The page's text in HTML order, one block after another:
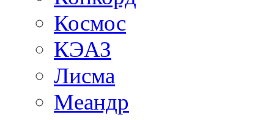
Космос
КЭАЗ
Лисма
Меандр